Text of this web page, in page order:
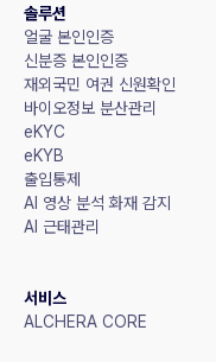
솔루션
얼굴 본인인증
신분증 본인인증
재외국민 여권 신원확인
바이오정보 분산관리
eKYC
eKYB
출입통제
AI 영상 분석 화재 감지
AI 근태관리
서비스
ALCHERA CORE